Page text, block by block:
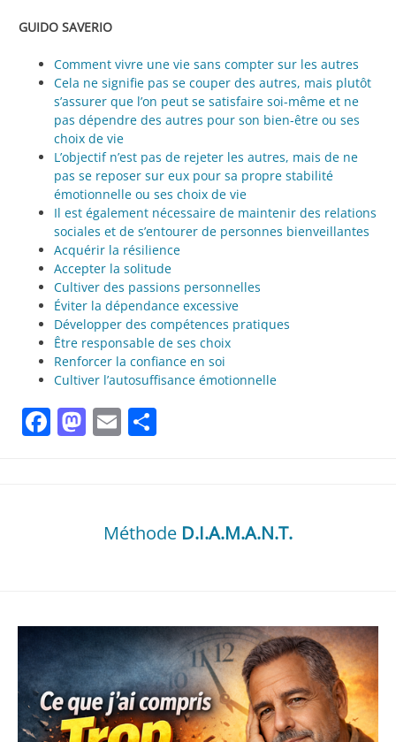
GUIDO SAVERIO
Comment vivre une vie sans compter sur les autres
Cela ne signifie pas se couper des autres, mais plutôt
s’assurer que l’on peut se satisfaire soi-même et ne
pas dépendre des autres pour son bien-être ou ses
choix de vie
L’objectif n’est pas de rejeter les autres, mais de ne
pas se reposer sur eux pour sa propre stabilité
émotionnelle ou ses choix de vie
Il est également nécessaire de maintenir des relations
sociales et de s’entourer de personnes bienveillantes
Acquérir la résilience
Accepter la solitude
Cultiver des passions personnelles
Éviter la dépendance excessive
Développer des compétences pratiques
Être responsable de ses choix
Renforcer la confiance en soi
Cultiver l’autosuffisance émotionnelle
Facebook
Mastodon
Email
Méthode D.I.A.M.A.N.T.